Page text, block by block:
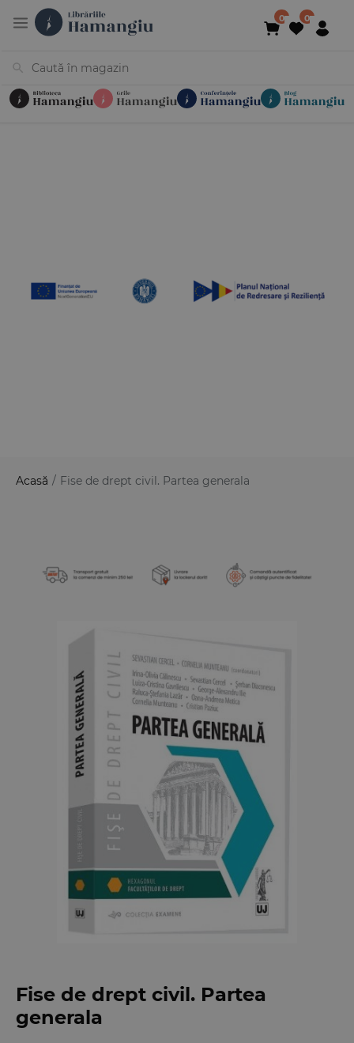
Acasă / Fise de drept civil. Partea generala
Fise de drept civil. Partea
generala